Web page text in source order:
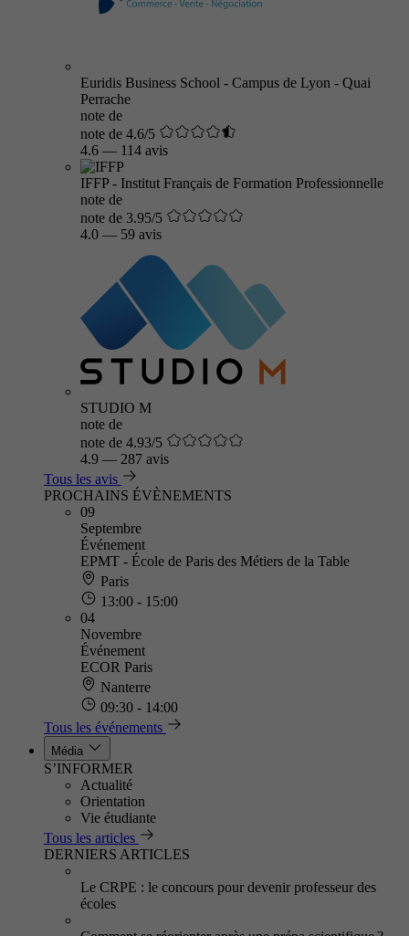
Euridis Business School - Campus de Lyon - Quai
Perrache
note de
note de 4.6/5
4.6 — 114 avis
IFFP - Institut Français de Formation Professionnelle
note de
note de 3.95/5
4.0 — 59 avis
STUDIO M
note de
note de 4.93/5
4.9 — 287 avis
Tous les avis
PROCHAINS ÉVÈNEMENTS
09
Septembre
Événement
EPMT - École de Paris des Métiers de la Table
Paris
13:00 - 15:00
04
Novembre
Événement
ECOR Paris
Nanterre
09:30 - 14:00
Tous les événements
Média
S’INFORMER
Actualité
Orientation
Vie étudiante
Tous les articles
DERNIERS ARTICLES
Le CRPE : le concours pour devenir professeur des
écoles